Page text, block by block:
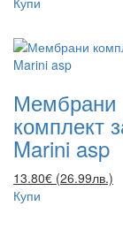
Мембрани
комплект
Marini asp
13.80€ (26.99лв.)
Купи